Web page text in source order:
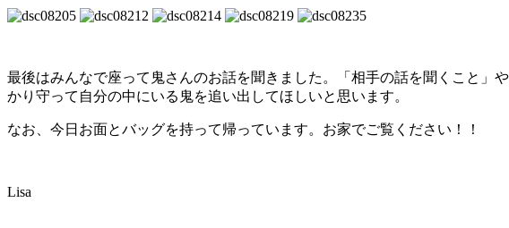
最後はみんなで座って鬼さんのお話を聞きました。「相手の話を聞くこと」
かり守って自分の中にいる鬼を追い出してほしいと思います。
なお、今日お面とバッグを持って帰っています。お家でご覧ください！！
Lisa